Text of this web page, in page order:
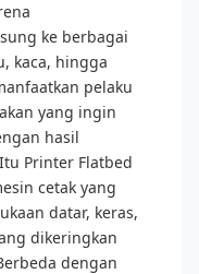
ke berbagai
kaca, hingga
pelaku
yang ingin
hasil
Printer Flatbed
cetak yang
datar, keras,
dikeringkan
dengan